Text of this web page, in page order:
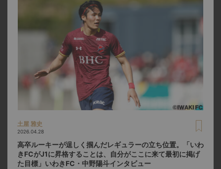
土屋 雅史
2026.04.28
高卒ルーキーが逞しく掴んだレギュラーの立ち位置。「いわ
きFCがJ1に昇格することは、自分がここに来て最初に掲げ
た目標」いわきFC・中野陽斗インタビュー